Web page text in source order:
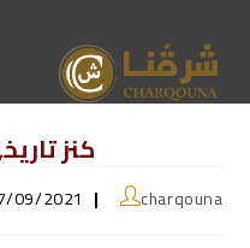
كنز
charqouna
09/2021